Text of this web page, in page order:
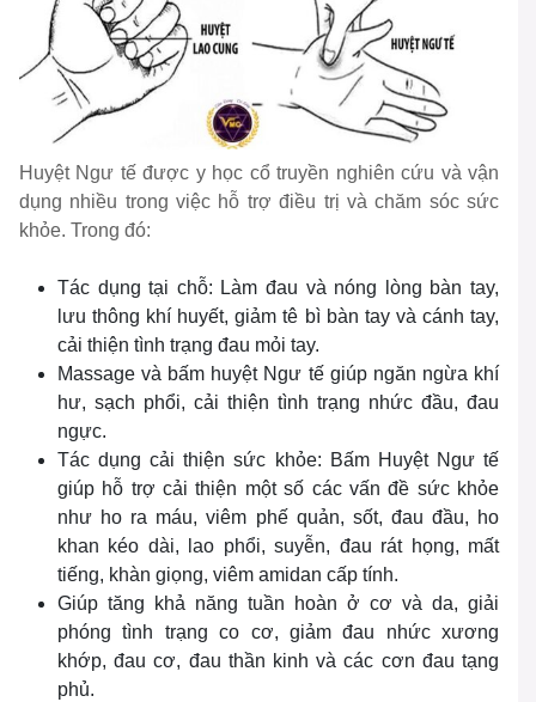
Huyệt Ngư tế được y học cổ truyền nghiên cứu và vận
dụng nhiều trong việc hỗ trợ điều trị và chăm sóc sức
khỏe. Trong đó:
Tác dụng tại chỗ: Làm đau và nóng lòng bàn tay,
lưu thông khí huyết, giảm tê bì bàn tay và cánh tay,
cải thiện tình trạng đau mỏi tay.
Massage và bấm huyệt Ngư tế giúp ngăn ngừa khí
hư, sạch phổi, cải thiện tình trạng nhức đầu, đau
ngực.
Tác dụng cải thiện sức khỏe: Bấm Huyệt Ngư tế
giúp hỗ trợ cải thiện một số các vấn đề sức khỏe
như ho ra máu, viêm phế quản, sốt, đau đầu, ho
khan kéo dài, lao phổi, suyễn, đau rát họng, mất
tiếng, khàn giọng, viêm amidan cấp tính.
Giúp tăng khả năng tuần hoàn ở cơ và da, giải
phóng tình trạng co cơ, giảm đau nhức xương
khớp, đau cơ, đau thần kinh và các cơn đau tạng
phủ.